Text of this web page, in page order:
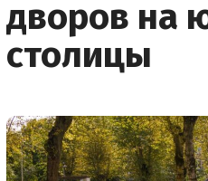
дворов на
столицы